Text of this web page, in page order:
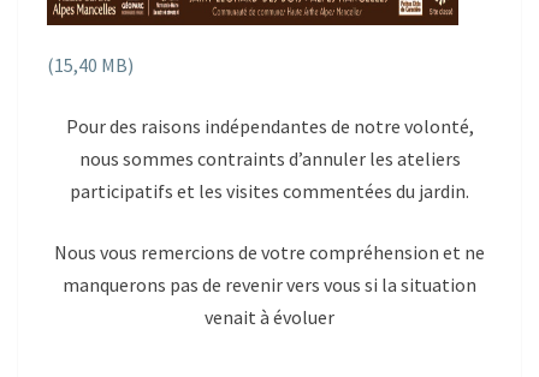
Pour des raisons indépendantes de notre volonté,
nous sommes contraints d’annuler les ateliers
participatifs et les visites commentées du jardin.
Nous vous remercions de votre compréhension et ne
manquerons pas de revenir vers vous si la situation
venait à évoluer